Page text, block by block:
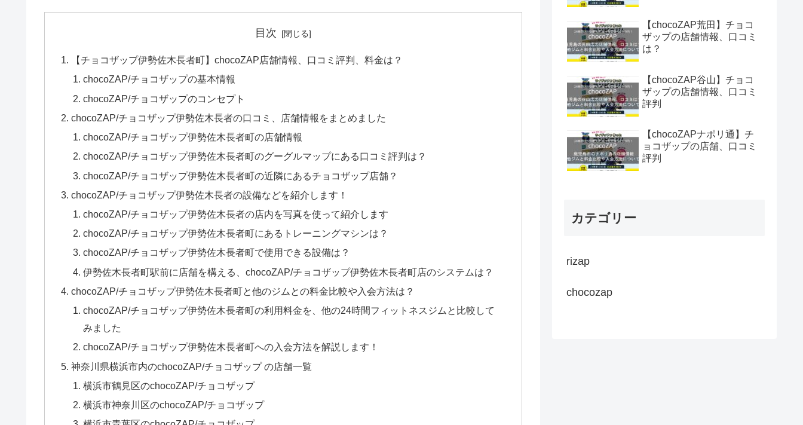
目次
【チョコザップ伊勢佐木長者町】chocoZAP店舗情報、口コミ評判、料金は？
chocoZAP/チョコザップの基本情報
chocoZAP/チョコザップのコンセプト
chocoZAP/チョコザップ伊勢佐木長者の口コミ、店舗情報をまとめました
chocoZAP/チョコザップ伊勢佐木長者町の店舗情報
chocoZAP/チョコザップ伊勢佐木長者町のグーグルマップにある口コミ評判は？
chocoZAP/チョコザップ伊勢佐木長者町の近隣にあるチョコザップ店舗？
chocoZAP/チョコザップ伊勢佐木長者の設備などを紹介します！
chocoZAP/チョコザップ伊勢佐木長者の店内を写真を使って紹介します
chocoZAP/チョコザップ伊勢佐木長者町にあるトレーニングマシンは？
chocoZAP/チョコザップ伊勢佐木長者町で使用できる設備は？
伊勢佐木長者町駅前に店舗を構える、chocoZAP/チョコザップ伊勢佐木長者町店のシステムは？
chocoZAP/チョコザップ伊勢佐木長者町と他のジムとの料金比較や入会方法は？
chocoZAP/チョコザップ伊勢佐木長者町の利用料金を、他の24時間フィットネスジムと比較して
みました
chocoZAP/チョコザップ伊勢佐木長者町への入会方法を解説します！
神奈川県横浜市内のchocoZAP/チョコザップ の店舗一覧
横浜市鶴見区のchocoZAP/チョコザップ
横浜市神奈川区のchocoZAP/チョコザップ
【chocoZAP荒田】チョコ
ザップの店舗情報、口コミ
は？
【chocoZAP谷山】チョコ
ザップの店舗情報、口コミ
評判
【chocoZAPナポリ通】チ
ョコザップの店舗、口コミ
評判
カテゴリー
rizap
chocozap